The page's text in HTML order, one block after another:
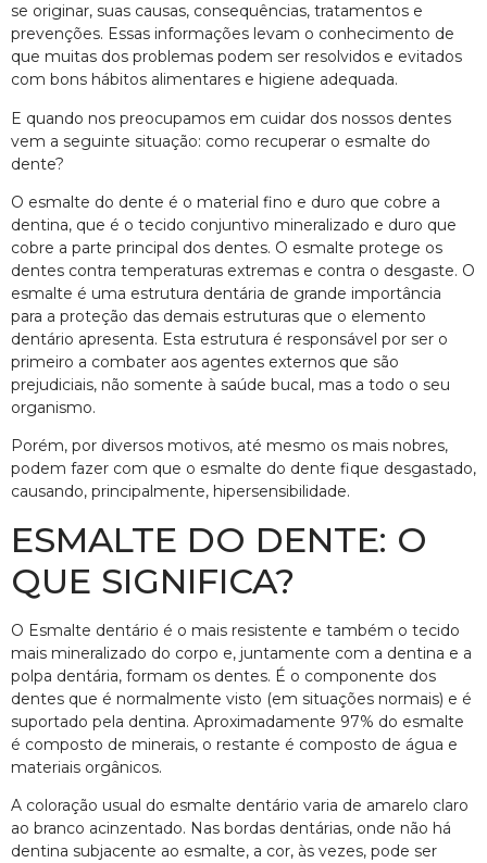
se originar, suas causas, consequências, tratamentos e
prevenções. Essas informações levam o conhecimento de
que muitas dos problemas podem ser resolvidos e evitados
com bons hábitos alimentares e higiene adequada.
E quando nos preocupamos em cuidar dos nossos dentes
vem a seguinte situação: como recuperar o esmalte do
dente?
O esmalte do dente é o material fino e duro que cobre a
dentina, que é o tecido conjuntivo mineralizado e duro que
cobre a parte principal dos dentes. O esmalte protege os
dentes contra temperaturas extremas e contra o desgaste. O
esmalte é uma estrutura dentária de grande importância
para a proteção das demais estruturas que o elemento
dentário apresenta. Esta estrutura é responsável por ser o
primeiro a combater aos agentes externos que são
prejudiciais, não somente à saúde bucal, mas a todo o seu
organismo.
Porém, por diversos motivos, até mesmo os mais nobres,
podem fazer com que o esmalte do dente fique desgastado,
causando, principalmente, hipersensibilidade.
ESMALTE DO DENTE: O
QUE SIGNIFICA?
O Esmalte dentário é o mais resistente e também o tecido
mais mineralizado do corpo e, juntamente com a dentina e a
polpa dentária, formam os dentes. É o componente dos
dentes que é normalmente visto (em situações normais) e é
suportado pela dentina. Aproximadamente 97% do esmalte
é composto de minerais, o restante é composto de água e
materiais orgânicos.
A coloração usual do esmalte dentário varia de amarelo claro
ao branco acinzentado. Nas bordas dentárias, onde não há
dentina subjacente ao esmalte, a cor, às vezes, pode ser